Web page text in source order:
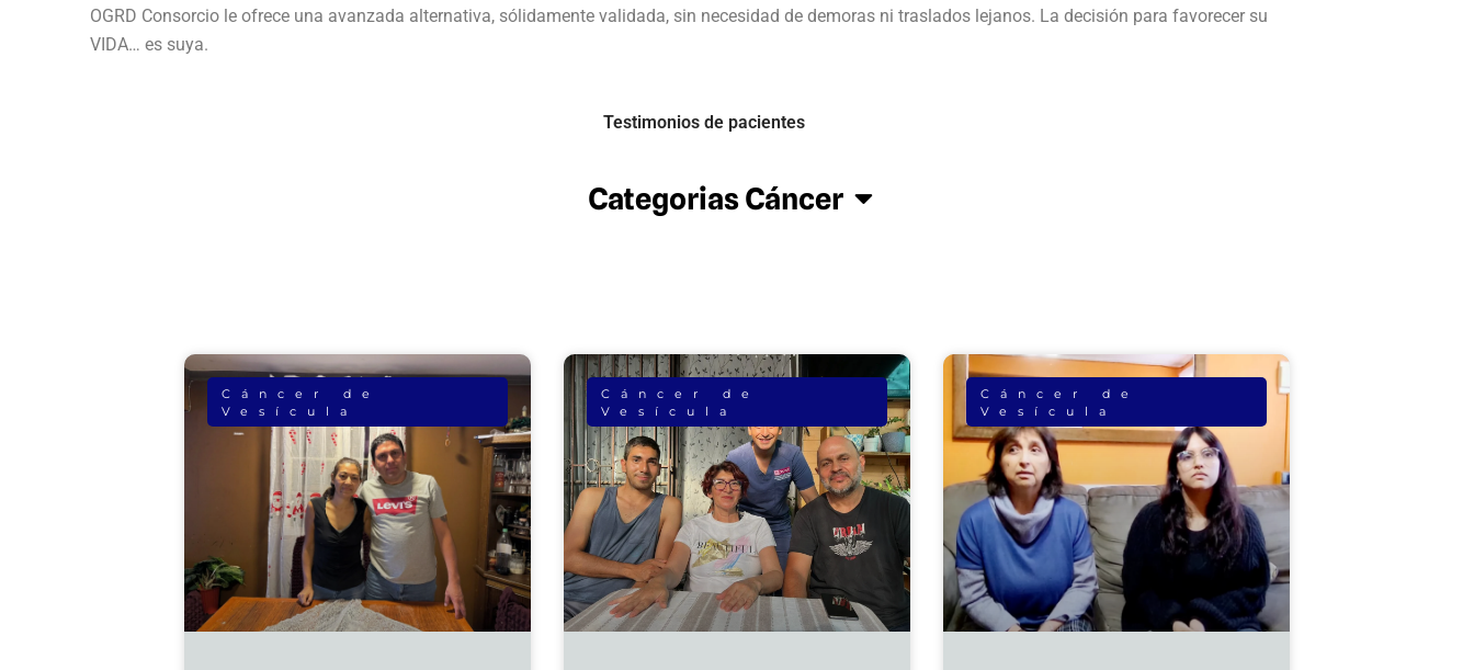
OGRD Consorcio le ofrece una avanzada alternativa, sólidamente validada, sin necesidad de demoras ni traslados lejanos. La decisión para favorecer su
VIDA… es suya.
Testimonios de pacientes
Categorias Cáncer
Cáncer de
Vesícula
Cáncer de
Vesícula
Cáncer de
Vesícula